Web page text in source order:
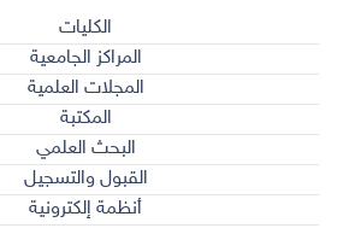
الكليات
المراكز الجامعية
المجلات العلمية
المكتبة
البحث العلمي
القبول والتسجيل
أنظمة إلكترونية